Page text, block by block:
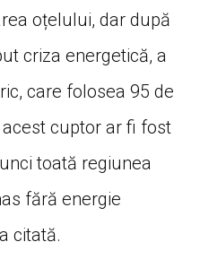
oțelului, dar după
criza energetică, a
care folosea 95 de
cuptor ar fi fost
toată regiunea
fără energie
citată.